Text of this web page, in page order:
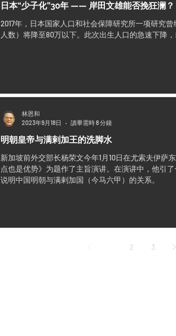
日本“少子化”30年 —— 岸田文雄能否挽狂澜？
2017年，日本国家人口和社会保障研究所一项研究
人数）将降至80万以下。此次出生人口的急速下降
明朝皇帝与满剌加王的洗脚水
新加坡前外交部长杨荣文今年1月10日在尤索夫伊萨
点也是优势》为题作了主旨演讲。在演讲中，他引
说明中国明朝与满剌加国（今马六甲）的关系。
林恩和
2023年9月18日
讀畢需時 8 分鐘
2 3